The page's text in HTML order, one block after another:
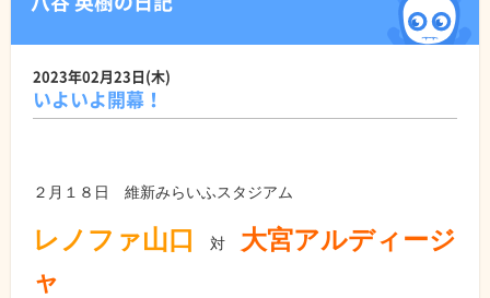
2023年02月23日(木)
いよいよ開幕！
２月１８日 維新みらいふスタジアム
レノファ山口 対 大宮アルディージ
ャ